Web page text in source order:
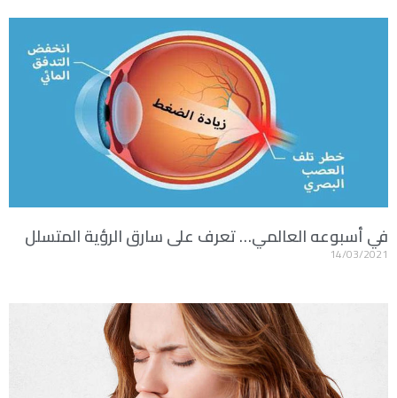
في أسبوعه العالمي… تعرف على سارق الرؤية المتسلل
14/03/2021